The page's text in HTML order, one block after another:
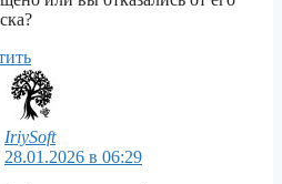
IriySoft
28.01.2026 в 06:29